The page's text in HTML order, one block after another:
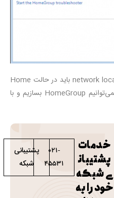
network location باید در حالت Home
Network باشد در غیر این صورت نمی‌توانیم HomeGroup بسازیم و با
خدمات
پشتیبان
ی شبکه
خود را به
021-
45531
پشتیبانی
شبکه